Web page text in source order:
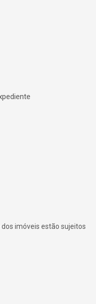
imóveis estão sujeitos